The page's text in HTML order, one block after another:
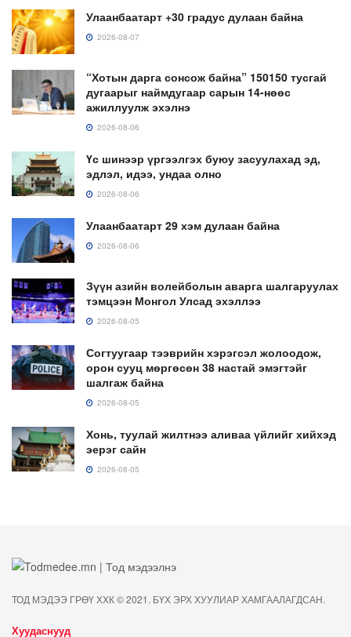
Улаанбаатарт +30 градус дулаан байна
2026-08-07
“Хотын дарга сонсож байна” 150150 тусгай
дугаарыг наймдугаар сарын 14-нөөс
ажиллуулж эхэлнэ
2026-08-06
Үс шинээр үргээлгэх буюу засуулахад эд,
эдлэл, идээ, ундаа олно
2026-08-06
Улаанбаатарт 29 хэм дулаан байна
2026-08-06
Зүүн азийн волейболын аварга шалгаруулах
тэмцээн Монгол Улсад эхэллээ
2026-08-05
Согтуугаар тээврийн хэрэгсэл жолоодож,
орон сууц мөргөсөн 38 настай эмэгтэйг
шалгаж байна
2026-08-05
Хонь, туулай жилтнээ аливаа үйлийг хийхэд
эерэг сайн
2026-08-05
ТОД МЭДЭЭ ГРӨҮ ХХК © 2021. БҮХ ЭРХ ХУУЛИАР ХАМГААЛАГДСАН.
Хуудаснууд